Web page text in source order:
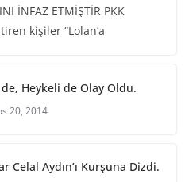
İNFAZ ETMİŞTİR PKK
kişiler “Lolan’a
Heykeli de Olay Oldu.
20, 2014
Celal Aydın’ı Kurşuna Dizdi.